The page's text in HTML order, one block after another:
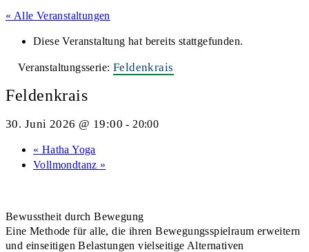
« Alle Veranstaltungen
Diese Veranstaltung hat bereits stattgefunden.
Veranstaltungsserie: Feldenkrais
Feldenkrais
30. Juni 2026 @ 19:00 - 20:00
« Hatha Yoga
Vollmondtanz »
Bewusstheit durch Bewegung
Eine Methode für alle, die ihren Bewegungsspielraum erweitern
und einseitigen Belastungen vielseitige Alternativen